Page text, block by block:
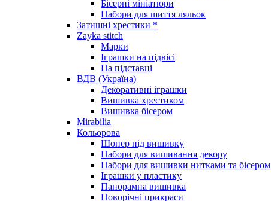
Бісерні мініатюри
Набори для шиття ляльок
Затишні хрестики *
Zayka stitch
Марки
Іграшки на підвісі
На підставці
ВДВ (Україна)
Декоративні іграшки
Вишивка хрестиком
Вишивка бісером
Mirabilia
Кольорова
Шопер під вишивку
Набори для вишивання декору
Набори для вишивки нитками та бісером
Іграшки у пластику
Панорамна вишивка
Новорічні прикраси